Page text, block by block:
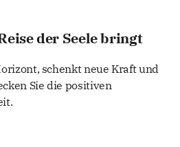
der Seele bringt
schenkt neue Kraft und
Sie die positiven